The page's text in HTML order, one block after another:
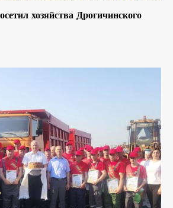
хозяйства Дрогичинского